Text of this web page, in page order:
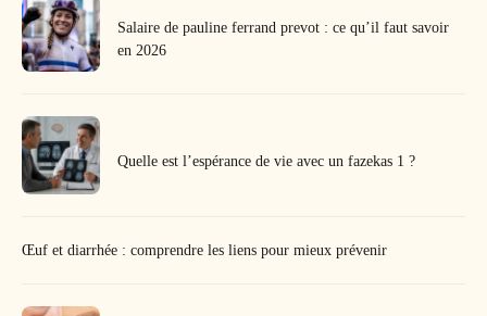
Salaire de pauline ferrand prevot : ce qu’il faut savoir
en 2026
Quelle est l’espérance de vie avec un fazekas 1 ?
Œuf et diarrhée : comprendre les liens pour mieux prévenir